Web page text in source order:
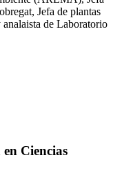
Jefa de plantas
de Laboratorio
Ciencias